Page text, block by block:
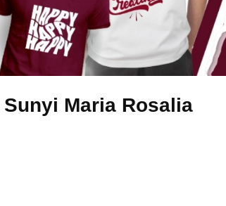
Maria Rosalia